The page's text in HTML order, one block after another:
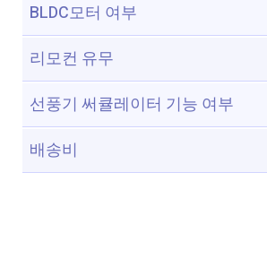
BLDC모터 여부
리모컨 유무
선풍기 써큘레이터 기능 여부
배송비